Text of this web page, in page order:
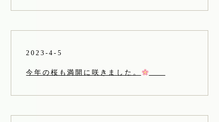
2023-4-5
今年の桜も満開に咲きました。